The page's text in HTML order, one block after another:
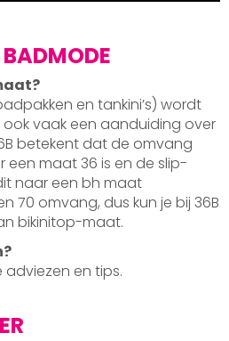
en tankini’s) wordt
vaak een aanduiding over
betekent dat de omvang
maat 36 is en de slip-
naar een bh maat
70 omvang, dus kun je bij 36B
bikinitop-maat.
en tips.